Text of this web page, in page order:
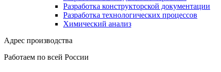
Разработка конструкторской документации
Разработка технологических процессов
Химический анализ
Адрес производства
Работаем по всей России